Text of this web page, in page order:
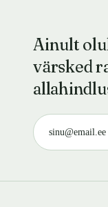
Ainult
värsked